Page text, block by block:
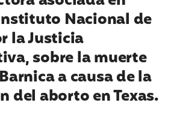
Nacional de
la Justicia
sobre la muerte
a causa de la
del aborto en Texas.